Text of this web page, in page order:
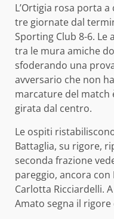
L’Ortigia rosa porta
tre giornate dal
Sporting Club 8-6. Le
tra le mura amiche
sfoderando una
avversario che non
marcature del match
girata dal centro.
Le ospiti
Battaglia, su rigore,
seconda frazione
pareggio, ancora
Carlotta Ricciardelli.
Amato segna il